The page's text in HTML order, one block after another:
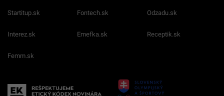
Startitup.sk Fontech.sk Odzadu.sk
Interez.sk Emefka.sk Receptik.sk
Femm.sk